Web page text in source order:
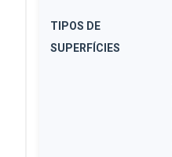
TIPOS DE
SUPERFÍCIES